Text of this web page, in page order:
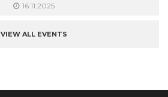
16.11.2025
VIEW ALL EVENTS